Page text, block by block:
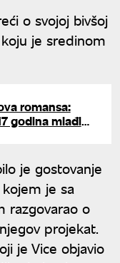
o svojoj bivšoj
je sredinom
romansa:
godina mlađi
je gostovanje
je sa
razgovarao o
projekat.
je Vice objavio